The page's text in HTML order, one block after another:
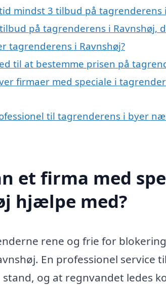
mindst 3 tilbud på tagrenderens
på tagrenderens i Ravnshøj,
tagrenderens i Ravnshøj?
til at bestemme prisen på
firmaer med speciale i
til tagrenderens i byer
et firma med
hjælpe med?
rene og frie for
En professionel service
og at regnvandet ledes